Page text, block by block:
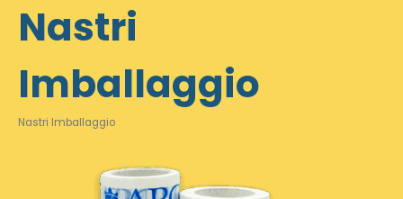
Nastri
Imballaggio
Nastri Imballaggio